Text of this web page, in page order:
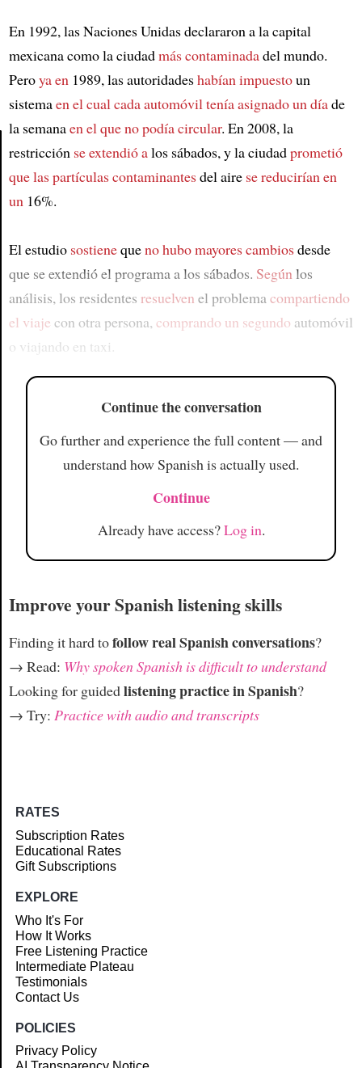
Article
En 1992, las Naciones Unidas declararon a la capital
mexicana como la ciudadmás contaminadadel mundo.
Peroya en1989, las autoridadeshabían impuestoun
sistemaen el cualcada automóviltenía asignado un díade
la semanaen el que no podía circular. En 2008, la
restricción se extendió alos sábados, y la ciudadprometió
quelas partículas contaminantesdel aire se reducirían en
un16%.
El estudio sostienequeno hubo mayores cambiosdesde
que se extendió el programa a los sábados. Segúnlos
análisis, los residentes resuelven el problemacompartiendo
el viaje con otra persona, comprando un segundo automóvil
o viajando en taxi.
Continue the conversation
Go further and experience the full content — and
understand how Spanish is actually used.
Continue
Already have access?Log in.
Improve your Spanish listening skills
Finding it hard tofollow real Spanish conversations?
→ Read: Why spoken Spanish is difficult to understand
Looking for guidedlistening practice in Spanish?
→ Try: Practice with audio and transcripts
RATES
Subscription Rates
Educational Rates
Gift Subscriptions
EXPLORE
Who It's For
How It Works
Free Listening Practice
Intermediate Plateau
Testimonials
Contact Us
POLICIES
Privacy Policy